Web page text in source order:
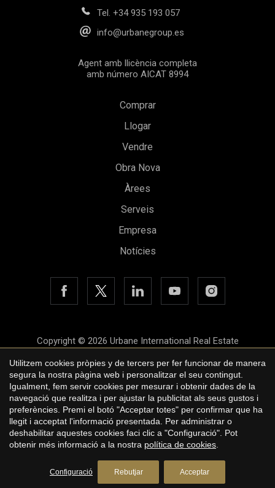
Tel. +34 935 193 057
info@urbanegroup.es
Agent amb llicència completa
amb número AICAT 8994
Comprar
Llogar
Vendre
Obra Nova
Àrees
Serveis
Empresa
Notícies
Copyright © 2026 Urbane International Real Estate
Avís legal
Política de privacitat
Polí­tica de cookies
byiEstrategic
Utilitzem cookies pròpies y de tercers per fer funcionar de manera
segura la nostra pàgina web i personalitzar el seu contingut.
Igualment, fem servir cookies per mesurar i obtenir dades de la
navegació que realitza i per ajustar la publicitat als seus gustos i
preferències. Premi el botó "Acceptar totes" per confirmar que ha
llegit i acceptat l'informació presentada. Per administrar o
deshabilitar aquestes cookies faci clic a "Configuració". Pot
obtenir més informació a la nostra política de cookies
Configuració Rebutjar Acceptar
Guardar configuració Acceptar totes